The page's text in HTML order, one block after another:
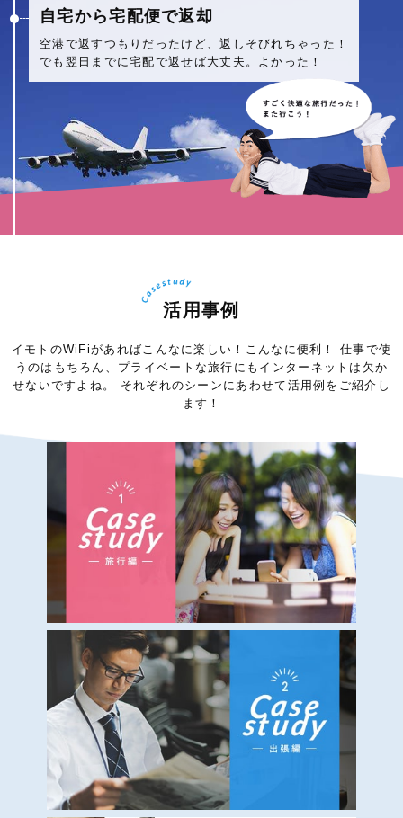
自宅から宅配便で返却
空港で返すつもりだったけど、返しそびれちゃった！
でも翌日までに宅配で返せば大丈夫。よかった！
活用事例
イモトのWiFiがあればこんなに楽しい！こんなに便利！
仕事で使
うのはもちろん、プライベートな旅行にもインターネットは欠か
せないですよね。
それぞれのシーンにあわせて活用例をご紹介し
ます！